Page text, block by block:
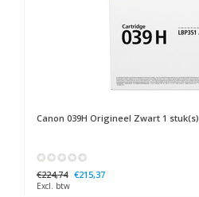
Canon 039H Origineel Zwart 1 stuk(s)
€224,74 €215,37
Excl. btw